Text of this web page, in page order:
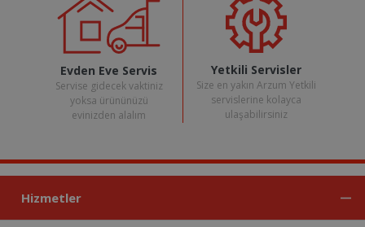
Evden Eve Servis
Servise gidecek vaktiniz
yoksa ürününüzü
evinizden alalım
Yetkili Servisler
Size en yakın Arzum Yetkili
servislerine kolayca
ulaşabilirsiniz
Hizmetler